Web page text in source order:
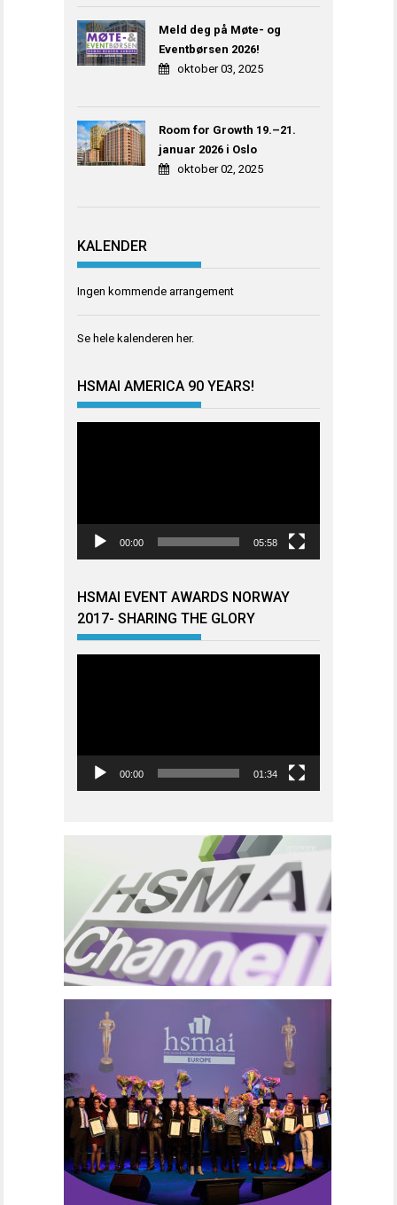
Meld deg på Møte- og
Eventbørsen 2026!
oktober 03, 2025
Room for Growth 19.–21.
januar 2026 i Oslo
oktober 02, 2025
KALENDER
Ingen kommende arrangement
Se hele kalenderen her.
HSMAI AMERICA 90 YEARS!
00:00 05:58
HSMAI EVENT AWARDS NORWAY
2017- SHARING THE GLORY
00:00 01:34